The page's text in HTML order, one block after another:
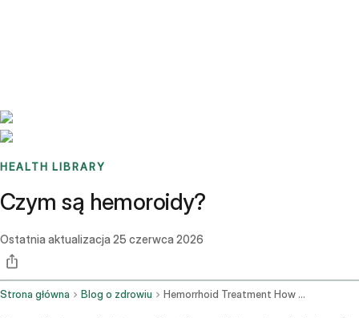
HEALTH LIBRARY
Czym są hemoroidy?
Ostatnia aktualizacja 25 czerwca 2026
Strona główna Blog o zdrowiu Hemorrhoid Treatment How To Treat Hemorrhoids And Find Relief At Home